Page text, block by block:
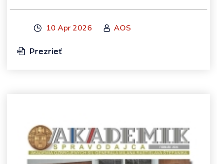
10 Apr 2026 AOS
Prezrieť